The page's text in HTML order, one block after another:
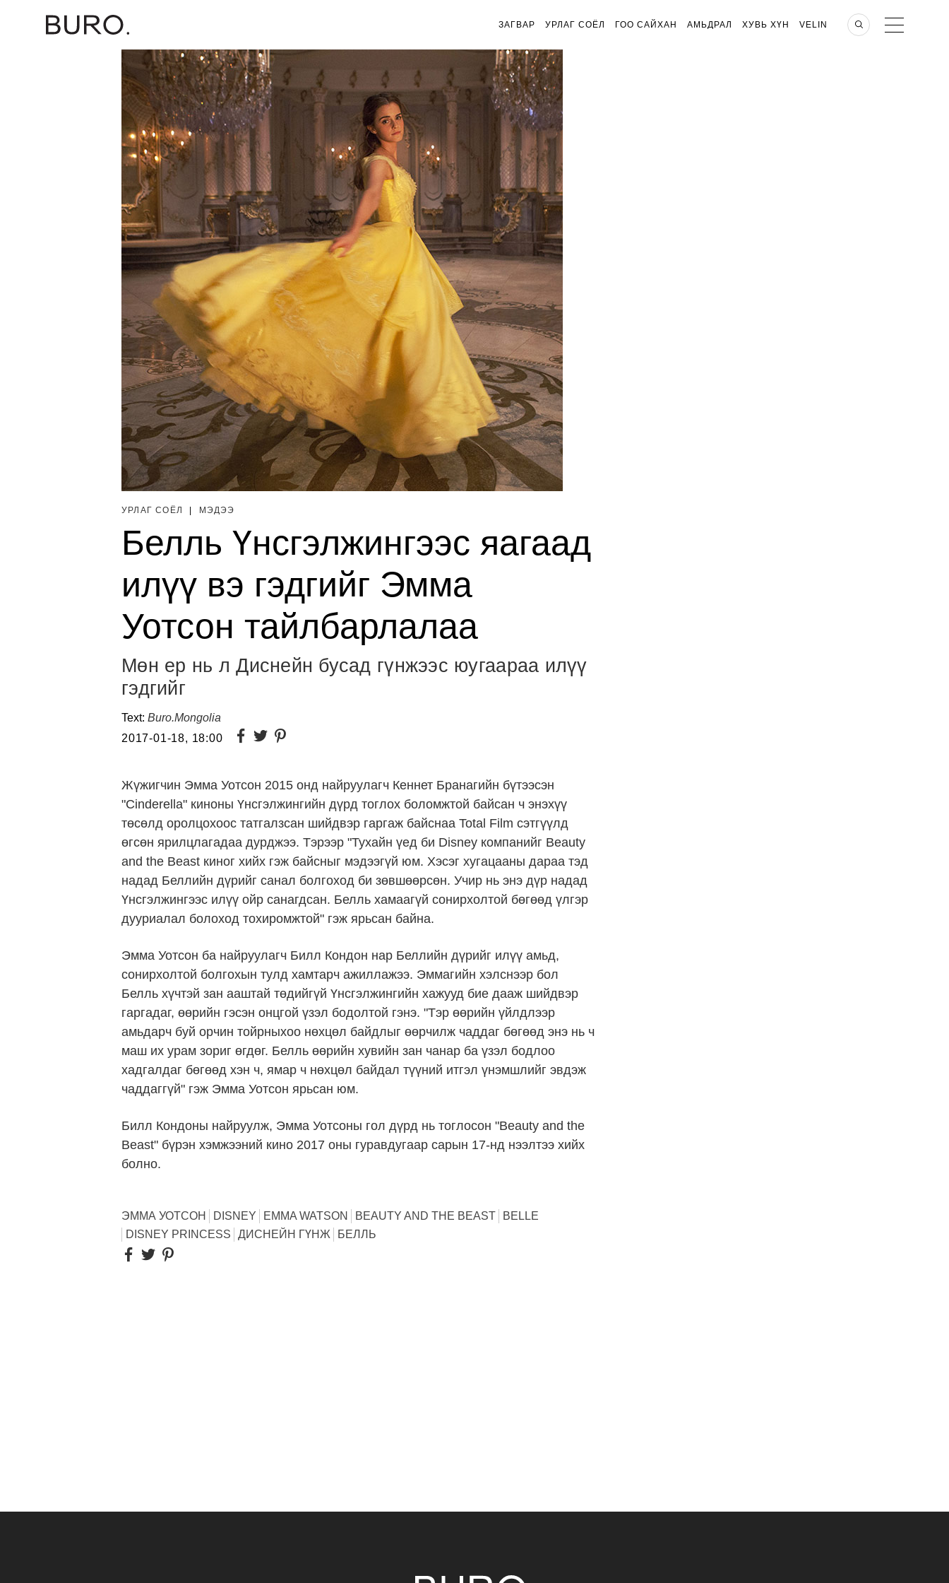
ЗАГВАР УРЛАГ СОЁЛ ГОО САЙХАН АМЬДРАЛ ХУВЬ ХҮН VELIN
УРЛАГ СОЁЛ МЭДЭЭ
Белль Үнсгэлжингээс яагаад
илүү вэ гэдгийг Эмма
Уотсон тайлбарлалаа
Мөн ер нь л Диснейн бусад гүнжээс юугаараа илүү
гэдгийг
Text: Buro.Mongolia
2017-01-18, 18:00
Жүжигчин Эмма Уотсон 2015 онд найруулагч Кеннет Бранагийн бүтээсэн
"Cinderella" киноны Үнсгэлжингийн дүрд тоглох боломжтой байсан ч энэхүү
төсөлд оролцохоос татгалзсан шийдвэр гаргаж байснаа Total Film сэтгүүлд
өгсөн ярилцлагадаа дурджээ. Тэрээр "Тухайн үед би Disney компанийг Beauty
and the Beast киног хийх гэж байсныг мэдээгүй юм. Хэсэг хугацааны дараа тэд
надад Беллийн дүрийг санал болгоход би зөвшөөрсөн. Учир нь энэ дүр надад
Үнсгэлжингээс илүү ойр санагдсан. Белль хамаагүй сонирхолтой бөгөөд үлгэр
дууриалал болоход тохиромжтой" гэж ярьсан байна.
Эмма Уотсон ба найруулагч Билл Кондон нар Беллийн дүрийг илүү амьд,
сонирхолтой болгохын тулд хамтарч ажиллажээ. Эммагийн хэлснээр бол
Белль хүчтэй зан ааштай төдийгүй Үнсгэлжингийн хажууд бие дааж шийдвэр
гаргадаг, өөрийн гэсэн онцгой үзэл бодолтой гэнэ. "Тэр өөрийн үйлдлээр
амьдарч буй орчин тойрныхоо нөхцөл байдлыг өөрчилж чаддаг бөгөөд энэ нь ч
маш их урам зориг өгдөг. Белль өөрийн хувийн зан чанар ба үзэл бодлоо
хадгалдаг бөгөөд хэн ч, ямар ч нөхцөл байдал түүний итгэл үнэмшлийг эвдэж
чаддаггүй" гэж Эмма Уотсон ярьсан юм.
Билл Кондоны найруулж, Эмма Уотсоны гол дүрд нь тоглосон "Beauty and the
Beast" бүрэн хэмжээний кино 2017 оны гуравдугаар сарын 17-нд нээлтээ хийх
болно.
ЭММА УОТСОН DISNEY EMMA WATSON BEAUTY AND THE BEAST
BELLE
DISNEY PRINCESS
ДИСНЕЙН ГҮНЖ БЕЛЛЬ